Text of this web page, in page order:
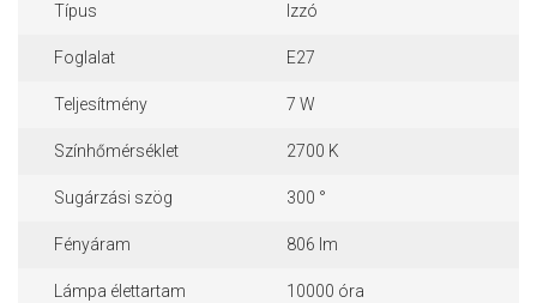
Típus Izzó
Foglalat E27
Teljesítmény 7 W
Színhőmérséklet 2700 K
Sugárzási szög 300 °
Fényáram 806 lm
Lámpa élettartam 10000 óra